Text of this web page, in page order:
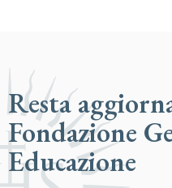
Resta
Fondazione
Educazione